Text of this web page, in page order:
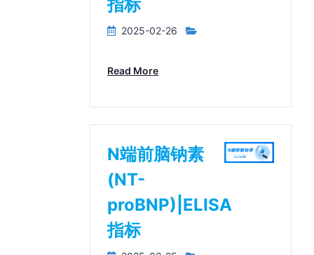
指标
2025-02-26
Read More
N端前脑钠素
(NT-
proBNP)|ELISA
指标